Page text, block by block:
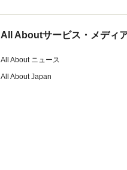
All Aboutサービス・メディ
All About ニュース
All About Japan